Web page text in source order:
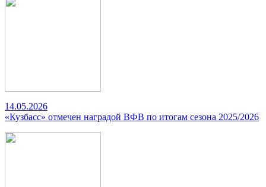
14.05.2026
«Кузбасс» отмечен наградой ВФВ по итогам сезона 2025/2026